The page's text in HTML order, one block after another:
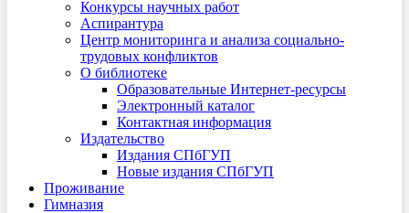
Конкурсы научных работ
Аспирантура
Центр мониторинга и анализа социально-
трудовых конфликтов
О библиотеке
Образовательные Интернет-ресурсы
Электронный каталог
Контактная информация
Издательство
Издания СПбГУП
Новые издания СПбГУП
Проживание
Гимназия